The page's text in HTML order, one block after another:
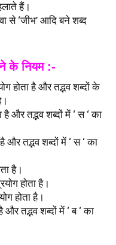
हैं।
से ‘जीभ’ आदि बने शब्द
के नियम :-
होता है और तद्भव शब्दों के
है और तद्भव शब्दों में ‘ स ‘ का
और तद्भव शब्दों में ‘ स ‘ का
है।
होता है।
होता है।
और तद्भव शब्दों में ‘ ब ‘ का